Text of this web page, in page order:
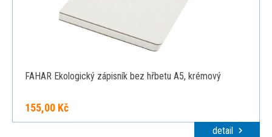
FAHAR Ekologický zápisník bez hřbetu A5, krémový
155,00 Kč
detail